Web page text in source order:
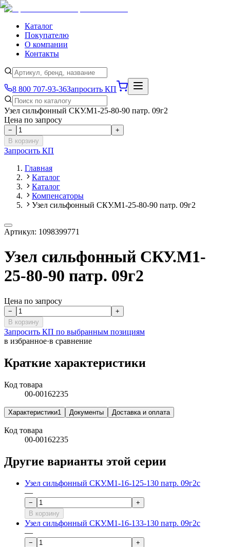
Каталог
Покупателю
О компании
Контакты
8 800 707-93-36Запросить КП
Узел сильфонный СКУ.М1-25-80-90 патр. 09г2
Цена по запросу
−
+
В корзину
Запросить КП
Главная
Каталог
Каталог
Компенсаторы
Узел сильфонный СКУ.М1-25-80-90 патр. 09г2
Артикул: 1098399771
Узел сильфонный СКУ.М1-
25-80-90 патр. 09г2
Цена по запросу
−
+
В корзину
Запросить КП по выбранным позициям
в избранное·в сравнение
Краткие характеристики
Код товара
00-00162235
Характеристики1 Документы Доставка и оплата
Код товара
00-00162235
Другие варианты этой серии
Узел сильфонный СКУ.М1-16-125-130 патр. 09г2с
—
−
+
В корзину
Узел сильфонный СКУ.М1-16-133-130 патр. 09г2с
—
−
+